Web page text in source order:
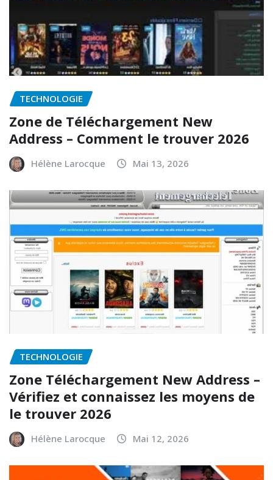
TECHNOLOGIE
Zone de Téléchargement New
Address – Comment le trouver 2026
Hélène Larocque Mai 13, 2026
TECHNOLOGIE
Zone Téléchargement New Address –
Vérifiez et connaissez les moyens de
le trouver 2026
Hélène Larocque Mai 12, 2026